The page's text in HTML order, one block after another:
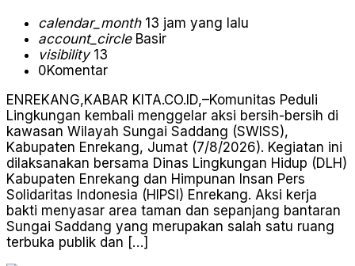
calendar_month13 jam yang lalu
account_circleBasir
visibility13
0Komentar
ENREKANG,KABAR KITA.CO.ID,–Komunitas Peduli
Lingkungan kembali menggelar aksi bersih-bersih di
kawasan Wilayah Sungai Saddang (SWISS),
Kabupaten Enrekang, Jumat (7/8/2026). Kegiatan ini
dilaksanakan bersama Dinas Lingkungan Hidup (DLH)
Kabupaten Enrekang dan Himpunan Insan Pers
Solidaritas Indonesia (HIPSI) Enrekang. Aksi kerja
bakti menyasar area taman dan sepanjang bantaran
Sungai Saddang yang merupakan salah satu ruang
terbuka publik dan […]